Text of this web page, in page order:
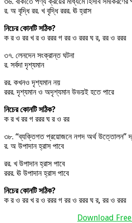
র. অ বৃদ্ধি রর. খ বৃদ্ধি ররর. ঊ হ্রাস
নিচের কোনটি সঠিক?
ক র ও রর খ র ও ররর গ রর ও ররর ঘ র, রর ও ররর
৩৭. লেনদেন সংক্রান্ত ঘটনা
র. সর্বদা দৃশ্যমান
রর. কখনও দৃশ্যমান নয়
ররর. দৃশ্যমান ও অদৃশ্যমান উভয়ই হতে পারে
নিচের কোনটি সঠিক?
ক র খ রর গ ররর ঘ র ও রর
৩৮. “ব্যক্তিগত প্রয়োজনে নগদ অর্থ উত্তোলন”
র. অ উপাদান হ্রাস পাবে
রর. খ উপাদান হ্রাস পাবে
ররর. ঊ উপাদান হ্রাস পাবে
নিচের কোনটি সঠিক?
ক র ও রর খ র ও ররর গ রর ও ররর ঘ র, রর ও ররর
Download Free